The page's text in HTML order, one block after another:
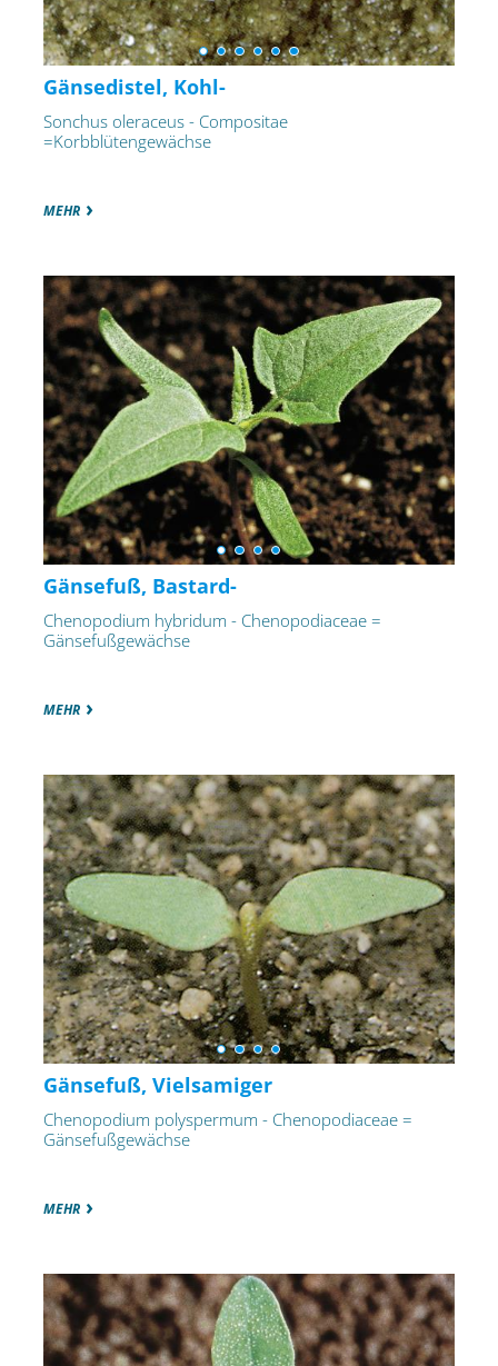
Gänsedistel, Kohl-
Sonchus oleraceus - Compositae
=Korbblütengewächse
MEHR
Gänsefuß, Bastard-
Chenopodium hybridum - Chenopodiaceae =
Gänsefußgewächse
MEHR
Gänsefuß, Vielsamiger
Chenopodium polyspermum - Chenopodiaceae =
Gänsefußgewächse
MEHR